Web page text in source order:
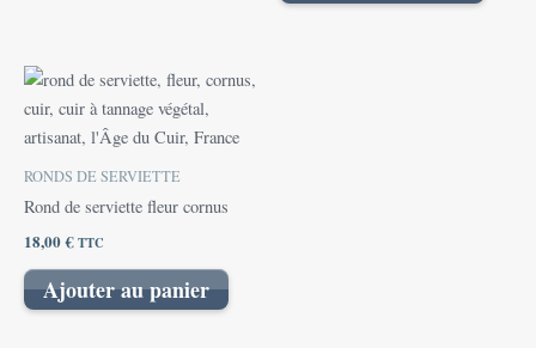
RONDS DE SERVIETTE
Rond de serviette fleur cornus
18,00€TTC
Ajouter au panier